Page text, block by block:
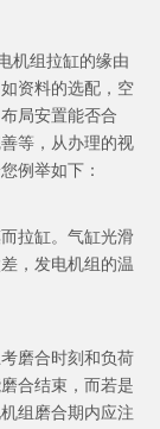
机组拉缸的缘由
资料的选配，空
局安置能否合
等，从办理的视
例举如下：
拉缸。气缸光滑
，发电机组的温
磨合时刻和负荷
合结束，而若是
组磨合期内应注